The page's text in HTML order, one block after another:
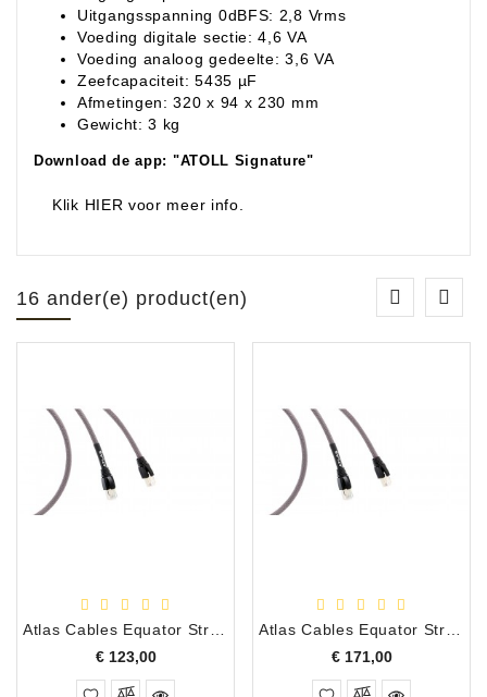
Uitgangsspanning 0dBFS: 2,8 Vrms
Voeding digitale sectie: 4,6 VA
Voeding analoog gedeelte: 3,6 VA
Zeefcapaciteit: 5435 µF
Afmetingen: 320 x 94 x 230 mm
Gewicht: 3 kg
Download de app: "ATOLL Signature"
Klik HIER voor meer info.
16 ander(e) product(en)
€ 123,00Prijs
€ 171,00Prijs